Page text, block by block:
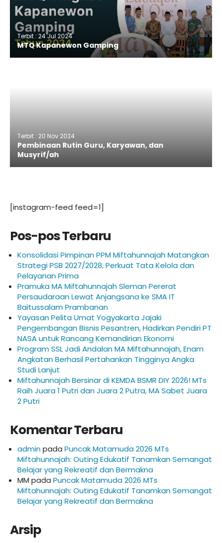
Terbit : 24 Jul 2024
MTQ Kapanewon Gamping
Terbit : 20 Nov 2024
Pembinaan Rutin Guru, Karyawan, dan
Musyrif/ah
[instagram-feed feed=1]
Pos-pos Terbaru
Konsolidasi Pimpinan PPM Miftahunnajah Matangkan
Strategi PSB 2027/2028, Perkuat Tata Kelola dan
Pelayanan Prima
Pramuka MA Miftahunnajah Sleman Pererat
Persaudaraan Lewat Anjangsana ke SMA IT
Baitussalam Prambanan
Yayasan Pelita Umat Yogyakarta Jajaki
Pengembangan Bisnis Pesantren, Hadirkan Pendiri PT
NASA untuk Rancang Kemandirian Ekonomi
Program SSL Jadi Andalan MA Miftahunnajah, Enam
Angkatan Berhasil Pertahankan Tingginya Angka
Studi Lanjut
Miftahunnajah Bersinar di KEMDA BSMR DIY 2026! MTs
Raih Juara 1 Putri dan Juara 2 Putra, MA Sabet Juara
2 Putri
Komentar Terbaru
admin pada Puncak Matamuda 2026 MTs
Miftahunnajah: Outing Edukatif Tanamkan Semangat
Belajar yang Rekreatif dan Bermakna
MM pada Puncak Matamuda 2026 MTs
Miftahunnajah: Outing Edukatif Tanamkan Semangat
Belajar yang Rekreatif dan Bermakna
Arsip